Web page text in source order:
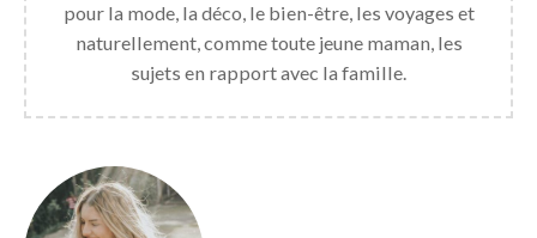
pour la mode, la déco, le bien-être, les voyages et
naturellement, comme toute jeune maman, les
sujets en rapport avec la famille.